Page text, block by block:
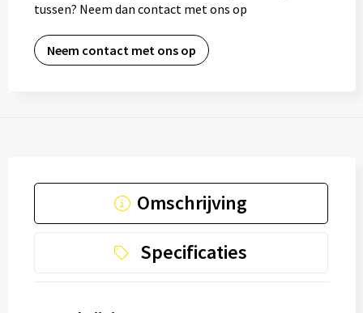
tussen? Neem dan contact met ons op
Neem contact met ons op
Omschrijving
Specificaties